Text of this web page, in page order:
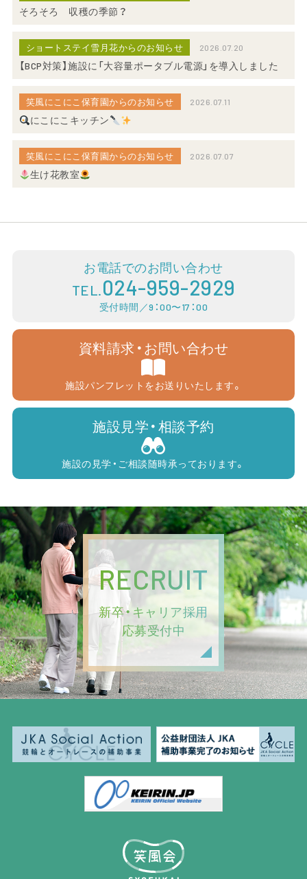
そろそろ 収穫の季節？
ショートステイ雪月花からのお知らせ 2026.07.20
【BCP対策】施設に「大容量ポータブル電源」を導入しました
笑風にこにこ保育園からのお知らせ 2026.07.11
にこにこキッチン
笑風にこにこ保育園からのお知らせ 2026.07.07
生け花教室
お電話でのお問い合わせ
TEL.024-959-2929
受付時間／9：00〜17：00
資料請求・お問い合わせ
施設パンフレットをお送りいたします。
施設見学・相談予約
施設の見学・ご相談随時承っております。
RECRUIT
新卒・キャリア採用
応募受付中